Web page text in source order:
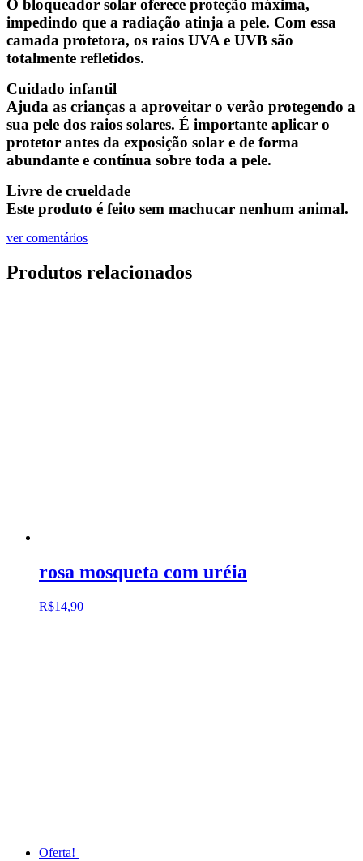
O bloqueador solar oferece proteção máxima,
impedindo que a radiação atinja a pele. Com essa
camada protetora, os raios UVA e UVB são
totalmente refletidos.
Cuidado infantil
Ajuda as crianças a aproveitar o verão protegendo a
sua pele dos raios solares. É importante aplicar o
protetor antes da exposição solar e de forma
abundante e contínua sobre toda a pele.
Livre de crueldade
Este produto é feito sem machucar nenhum animal.
ver comentários
Produtos relacionados
rosa mosqueta com uréia
R$14,90
Oferta!